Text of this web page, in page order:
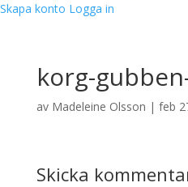
Skapa konto Logga in
korg-
av Madeleine Olsson | feb
Skicka